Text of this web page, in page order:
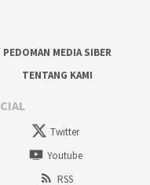
PEDOMAN MEDIA SIBER
TENTANG KAMI
Twitter
Youtube
RSS